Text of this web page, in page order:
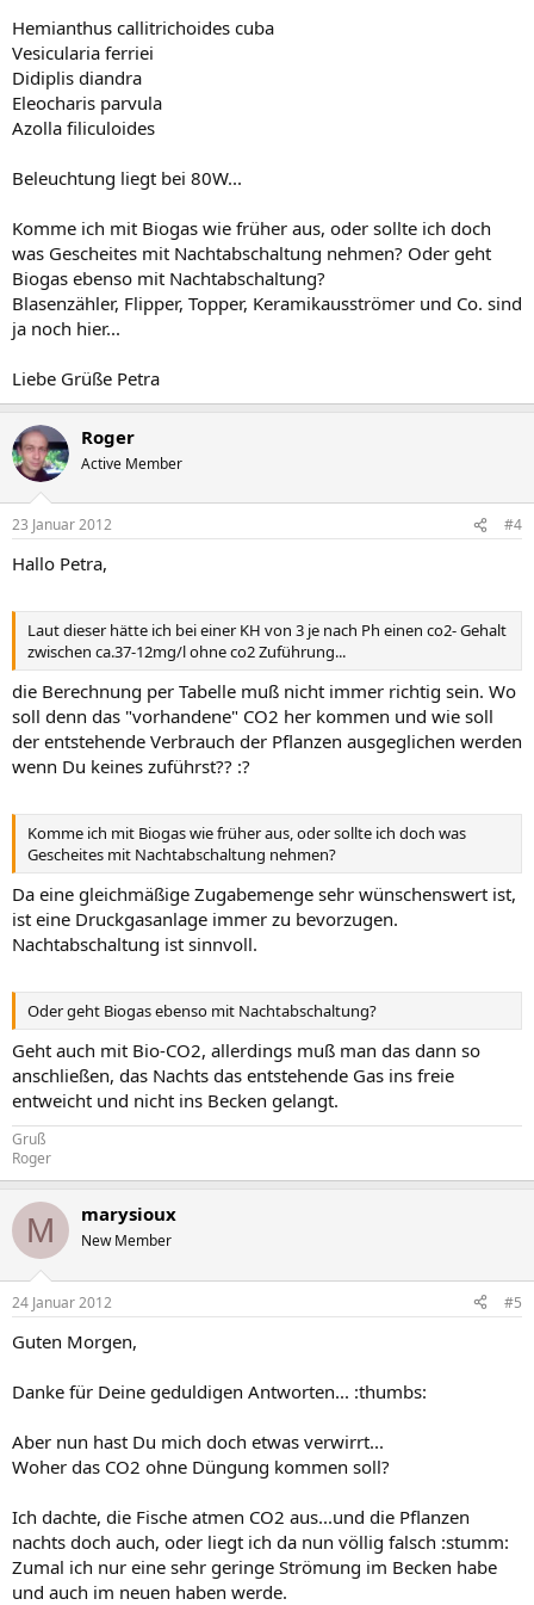
Hemianthus callitrichoides cuba
Vesicularia ferriei
Didiplis diandra
Eleocharis parvula
Azolla filiculoides
Beleuchtung liegt bei 80W...
Komme ich mit Biogas wie früher aus, oder sollte ich doch
was Gescheites mit Nachtabschaltung nehmen? Oder geht
Biogas ebenso mit Nachtabschaltung?
Blasenzähler, Flipper, Topper, Keramikausströmer und Co. sind
ja noch hier...
Liebe Grüße Petra
Roger
Active Member
23 Januar 2012 #4
Hallo Petra,
Laut dieser hätte ich bei einer KH von 3 je nach Ph einen co2- Gehalt
zwischen ca.37-12mg/l ohne co2 Zuführung...
die Berechnung per Tabelle muß nicht immer richtig sein. Wo
soll denn das "vorhandene" CO2 her kommen und wie soll
der entstehende Verbrauch der Pflanzen ausgeglichen werden
wenn Du keines zuführst?? :?
Komme ich mit Biogas wie früher aus, oder sollte ich doch was
Gescheites mit Nachtabschaltung nehmen?
Da eine gleichmäßige Zugabemenge sehr wünschenswert ist,
ist eine Druckgasanlage immer zu bevorzugen.
Nachtabschaltung ist sinnvoll.
Oder geht Biogas ebenso mit Nachtabschaltung?
Geht auch mit Bio-CO2, allerdings muß man das dann so
anschließen, das Nachts das entstehende Gas ins freie
entweicht und nicht ins Becken gelangt.
Gruß
Roger
M marysioux
New Member
24 Januar 2012 #5
Guten Morgen,
Danke für Deine geduldigen Antworten... :thumbs:
Aber nun hast Du mich doch etwas verwirrt...
Woher das CO2 ohne Düngung kommen soll?
Ich dachte, die Fische atmen CO2 aus...und die Pflanzen
nachts doch auch, oder liegt ich da nun völlig falsch :stumm:
Zumal ich nur eine sehr geringe Strömung im Becken habe
und auch im neuen haben werde.